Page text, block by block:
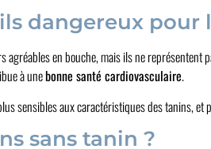
dangereux pour
agréables en bouche, mais ils ne
à unebonne santé cardiovasculaire.
sensibles aux caractéristiques des tanins,
sans tanin ?